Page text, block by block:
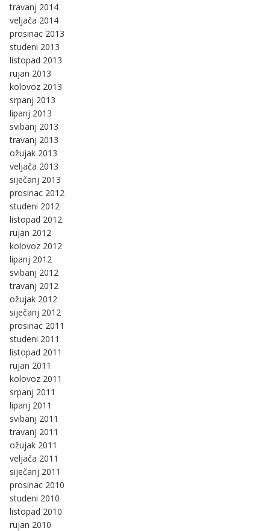
travanj 2014
veljača 2014
prosinac 2013
studeni 2013
listopad 2013
rujan 2013
kolovoz 2013
srpanj 2013
lipanj 2013
svibanj 2013
travanj 2013
ožujak 2013
veljača 2013
siječanj 2013
prosinac 2012
studeni 2012
listopad 2012
rujan 2012
kolovoz 2012
lipanj 2012
svibanj 2012
travanj 2012
ožujak 2012
siječanj 2012
prosinac 2011
studeni 2011
listopad 2011
rujan 2011
kolovoz 2011
srpanj 2011
lipanj 2011
svibanj 2011
travanj 2011
ožujak 2011
veljača 2011
siječanj 2011
prosinac 2010
studeni 2010
listopad 2010
rujan 2010